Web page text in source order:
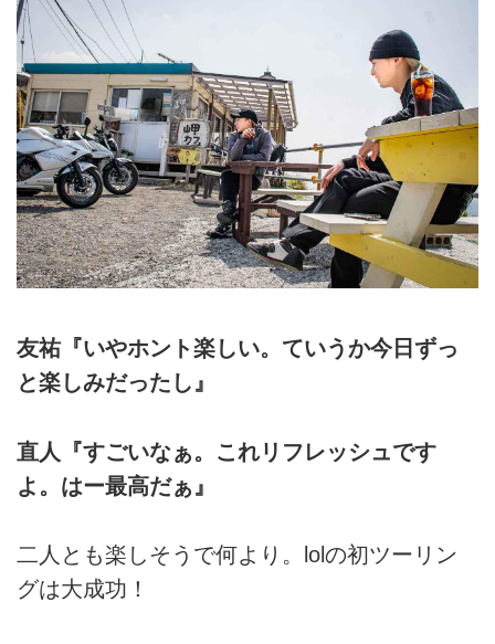
友祐『いやホント楽しい。ていうか今日ずっ
と楽しみだったし』
直人『すごいなぁ。これリフレッシュです
よ。はー最高だぁ』
二人とも楽しそうで何より。lolの初ツーリン
グは大成功！